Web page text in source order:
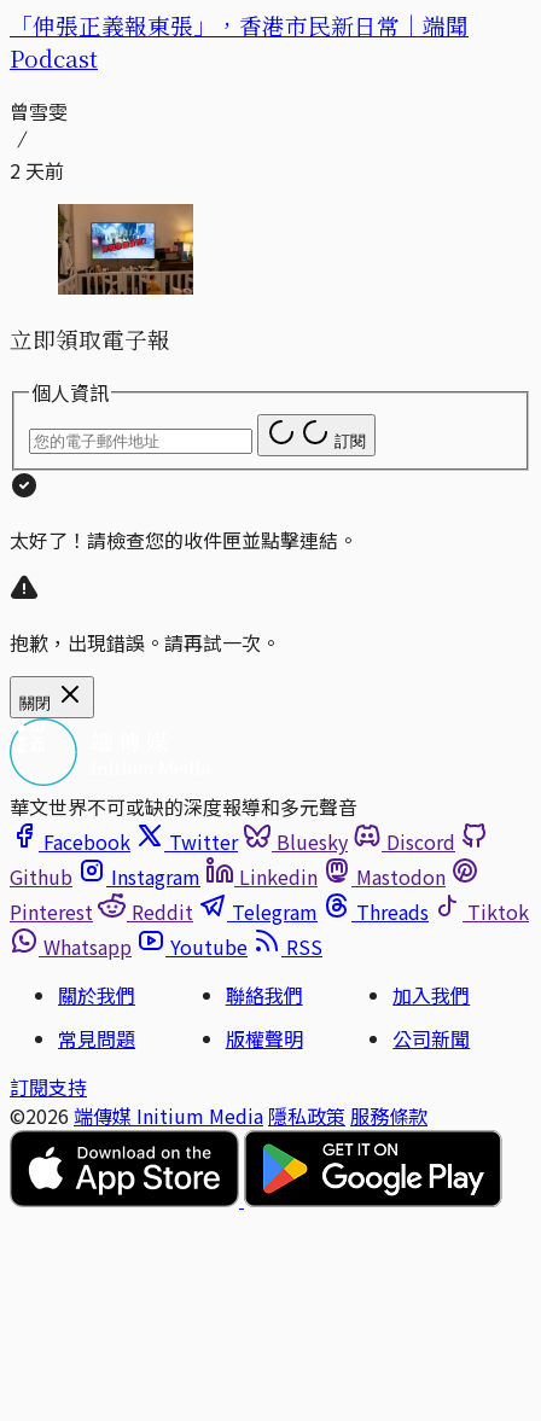
「伸張正義報東張」，香港市民新日常｜端聞
Podcast
曾雪雯
2 天前
立即領取電子報
個人資訊
訂閱
太好了！請檢查您的收件匣並點擊連結。
抱歉，出現錯誤。請再試一次。
關閉
華文世界不可或缺的深度報導和多元聲音
Facebook
Twitter Bluesky
Discord
Github
Instagram Linkedin
Mastodon
Pinterest
Reddit Telegram Threads
Tiktok
Whatsapp
Youtube
RSS
關於我們
聯絡我們
加入我們
常見問題
版權聲明
公司新聞
訂閱支持
©2026 端傳媒 Initium Media 隱私政策 服務條款